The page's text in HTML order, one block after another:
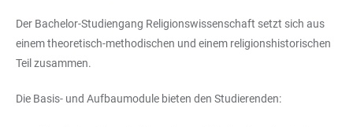
Der Bachelor-Studiengang Religionswissenschaft setzt sich aus
einem theoretisch-methodischen und einem religionshistorischen
Teil zusammen.
Die Basis- und Aufbaumodule bieten den Studierenden: